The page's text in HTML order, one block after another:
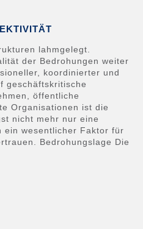
lahmgelegt.
der Bedrohungen weiter
koordinierter und
geschäftskritische
öffentliche
Organisationen ist die
nicht mehr nur eine
ein wesentlicher Faktor für
Bedrohungslage Die